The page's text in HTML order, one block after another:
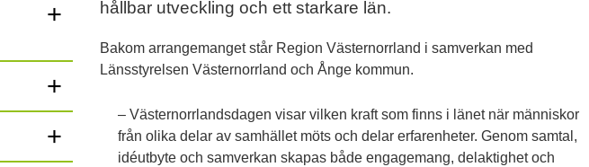
+
+
+
hållbar utveckling och ett starkare län.
Bakom arrangemanget står Region Västernorrland i samverkan med
Länsstyrelsen Västernorrland och Ånge kommun.
– Västernorrlandsdagen visar vilken kraft som finns i länet när människor
från olika delar av samhället möts och delar erfarenheter. Genom samtal,
idéutbyte och samverkan skapas både engagemang, delaktighet och